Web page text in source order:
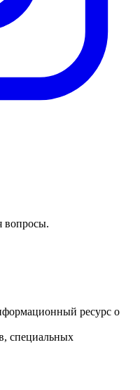
вопросы.
ресурс о
специальных